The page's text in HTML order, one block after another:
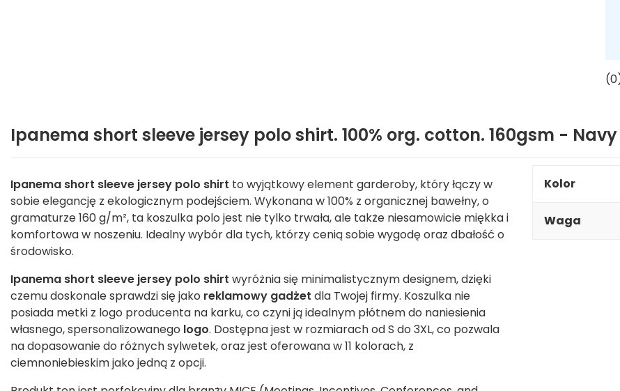
Ipanema short sleeve jersey polo shirt. 100% org. cotton. 160gsm -
Ipanema short sleeve jersey polo shirt to wyjątkowy element garderoby, który łączy w
sobie elegancję z ekologicznym podejściem. Wykonana w 100% z organicznej bawełny, o
gramaturze 160 g/m², ta koszulka polo jest nie tylko trwała, ale także niesamowicie miękka i
komfortowa w noszeniu. Idealny wybór dla tych, którzy cenią sobie wygodę oraz dbałość o
środowisko.
Ipanema short sleeve jersey polo shirt wyróżnia się minimalistycznym designem, dzięki
czemu doskonale sprawdzi się jako reklamowy gadżet dla Twojej firmy. Koszulka nie
posiada metki z logo producenta na karku, co czyni ją idealnym płótnem do naniesienia
własnego, spersonalizowanego logo. Dostępna jest w rozmiarach od S do 3XL, co pozwala
na dopasowanie do różnych sylwetek, oraz jest oferowana w 11 kolorach, z
ciemnoniebieskim jako jedną z opcji.
Kolor
Waga